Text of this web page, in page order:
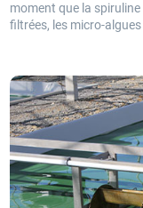
moment que la
filtrées, les micro-